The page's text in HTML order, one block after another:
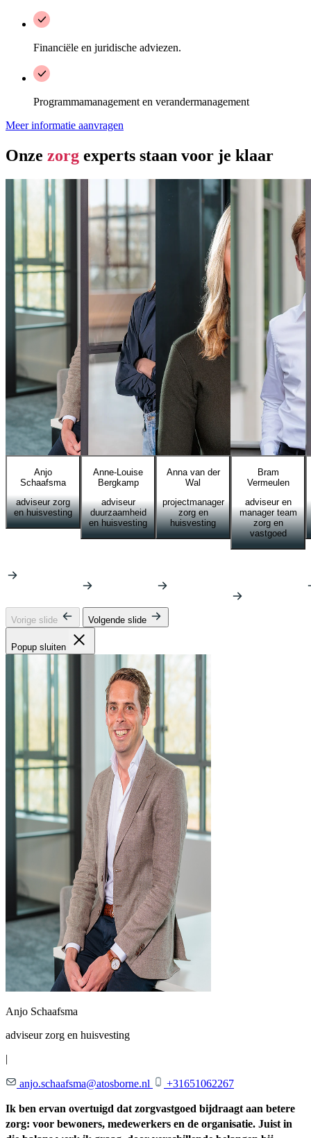
Financiële en juridische adviezen.
Programmamanagement en verandermanagement
Meer informatie aanvragen
Onze zorg experts staan voor je klaar
Anjo
Schaafsma
adviseur zorg
en huisvesting
Anne-Louise
Bergkamp
adviseur
duurzaamheid
en huisvesting
Anna van der
Wal
projectmanager
zorg en
huisvesting
Bram
Vermeulen
adviseur en
manager team
zorg en
vastgoed
Vorige slide Volgende slide
Popup sluiten
Anjo Schaafsma
adviseur zorg en huisvesting
|
anjo.schaafsma@atosborne.nl +31651062267
Ik ben ervan overtuigd dat zorgvastgoed bijdraagt aan betere
zorg: voor bewoners, medewerkers en de organisatie. Juist in